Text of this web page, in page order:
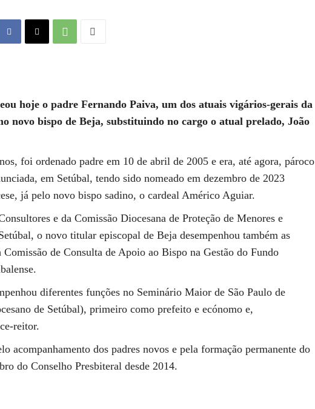
hoje o padre Fernando Paiva, um dos atuais vigários-gerais da
novo bispo de Beja, substituindo no cargo o atual prelado, João
foi ordenado padre em 10 de abril de 2005 e era, até agora, pároco
em Setúbal, tendo sido nomeado em dezembro de 2023
já pelo novo bispo sadino, o cardeal Américo Aguiar.
e da Comissão Diocesana de Proteção de Menores e
o novo titular episcopal de Beja desempenhou também as
Comissão de Consulta de Apoio ao Bispo na Gestão do Fundo
diferentes funções no Seminário Maior de São Paulo de
de Setúbal), primeiro como prefeito e ecónomo e,
reitor.
acompanhamento dos padres novos e pela formação permanente do
do Conselho Presbiteral desde 2014.